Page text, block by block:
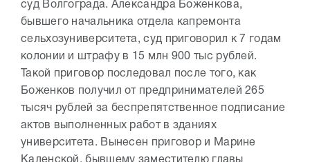
суд Волгограда. Александра Боженкова,
бывшего начальника отдела капремонта
сельхозуниверситета, суд приговорил к 7 годам
колонии и штрафу в 15 млн 900 тыс рублей.
Такой приговор последовал после того, как
Боженков получил от предпринимателей 265
тысяч рублей за беспрепятственное подписание
актов выполненных работ в зданиях
университета. Вынесен приговор и Марине
Каленской, бывшему заместителю главы